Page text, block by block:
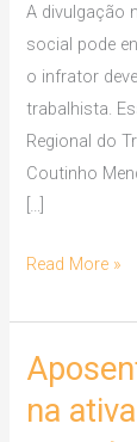
A divulgação
social pode
o infrator
trabalhista.
Regional do
Coutinho
[…]
Read More »
na
Aposentado
não